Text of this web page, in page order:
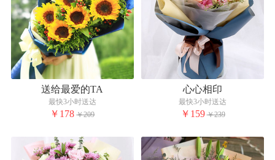
送给最爱的TA
最快3小时送达
￥178 ￥209
心心相印
最快3小时送达
￥159 ￥239